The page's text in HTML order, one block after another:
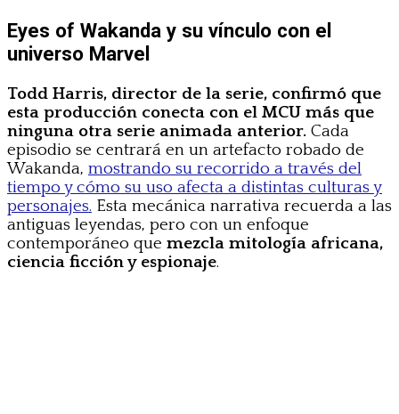
Eyes of Wakanda y su vínculo con el
universo Marvel
Todd Harris, director de la serie, confirmó que
esta producción conecta con el MCU más que
ninguna otra serie animada anterior. Cada
episodio se centrará en un artefacto robado de
Wakanda, mostrando su recorrido a través del
tiempo y cómo su uso afecta a distintas culturas y
personajes. Esta mecánica narrativa recuerda a las
antiguas leyendas, pero con un enfoque
contemporáneo que mezcla mitología africana,
ciencia ficción y espionaje.